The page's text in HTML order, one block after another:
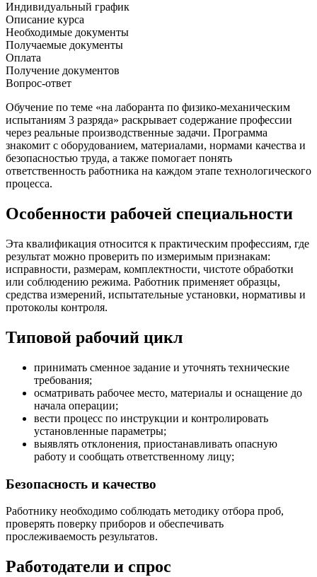
Индивидуальный график
Описание курса
Необходимые документы
Получаемые документы
Оплата
Получение документов
Вопрос-ответ
Обучение по теме «на лаборанта по физико-механическим
испытаниям 3 разряда» раскрывает содержание профессии
через реальные производственные задачи. Программа
знакомит с оборудованием, материалами, нормами качества и
безопасностью труда, а также помогает понять
ответственность работника на каждом этапе технологического
процесса.
Особенности рабочей специальности
Эта квалификация относится к практическим профессиям, где
результат можно проверить по измеримым признакам:
исправности, размерам, комплектности, чистоте обработки
или соблюдению режима. Работник применяет образцы,
средства измерений, испытательные установки, нормативы и
протоколы контроля.
Типовой рабочий цикл
принимать сменное задание и уточнять технические
требования;
осматривать рабочее место, материалы и оснащение до
начала операции;
вести процесс по инструкции и контролировать
установленные параметры;
выявлять отклонения, приостанавливать опасную
работу и сообщать ответственному лицу;
Безопасность и качество
Работнику необходимо соблюдать методику отбора проб,
проверять поверку приборов и обеспечивать
прослеживаемость результатов.
Работодатели и спрос